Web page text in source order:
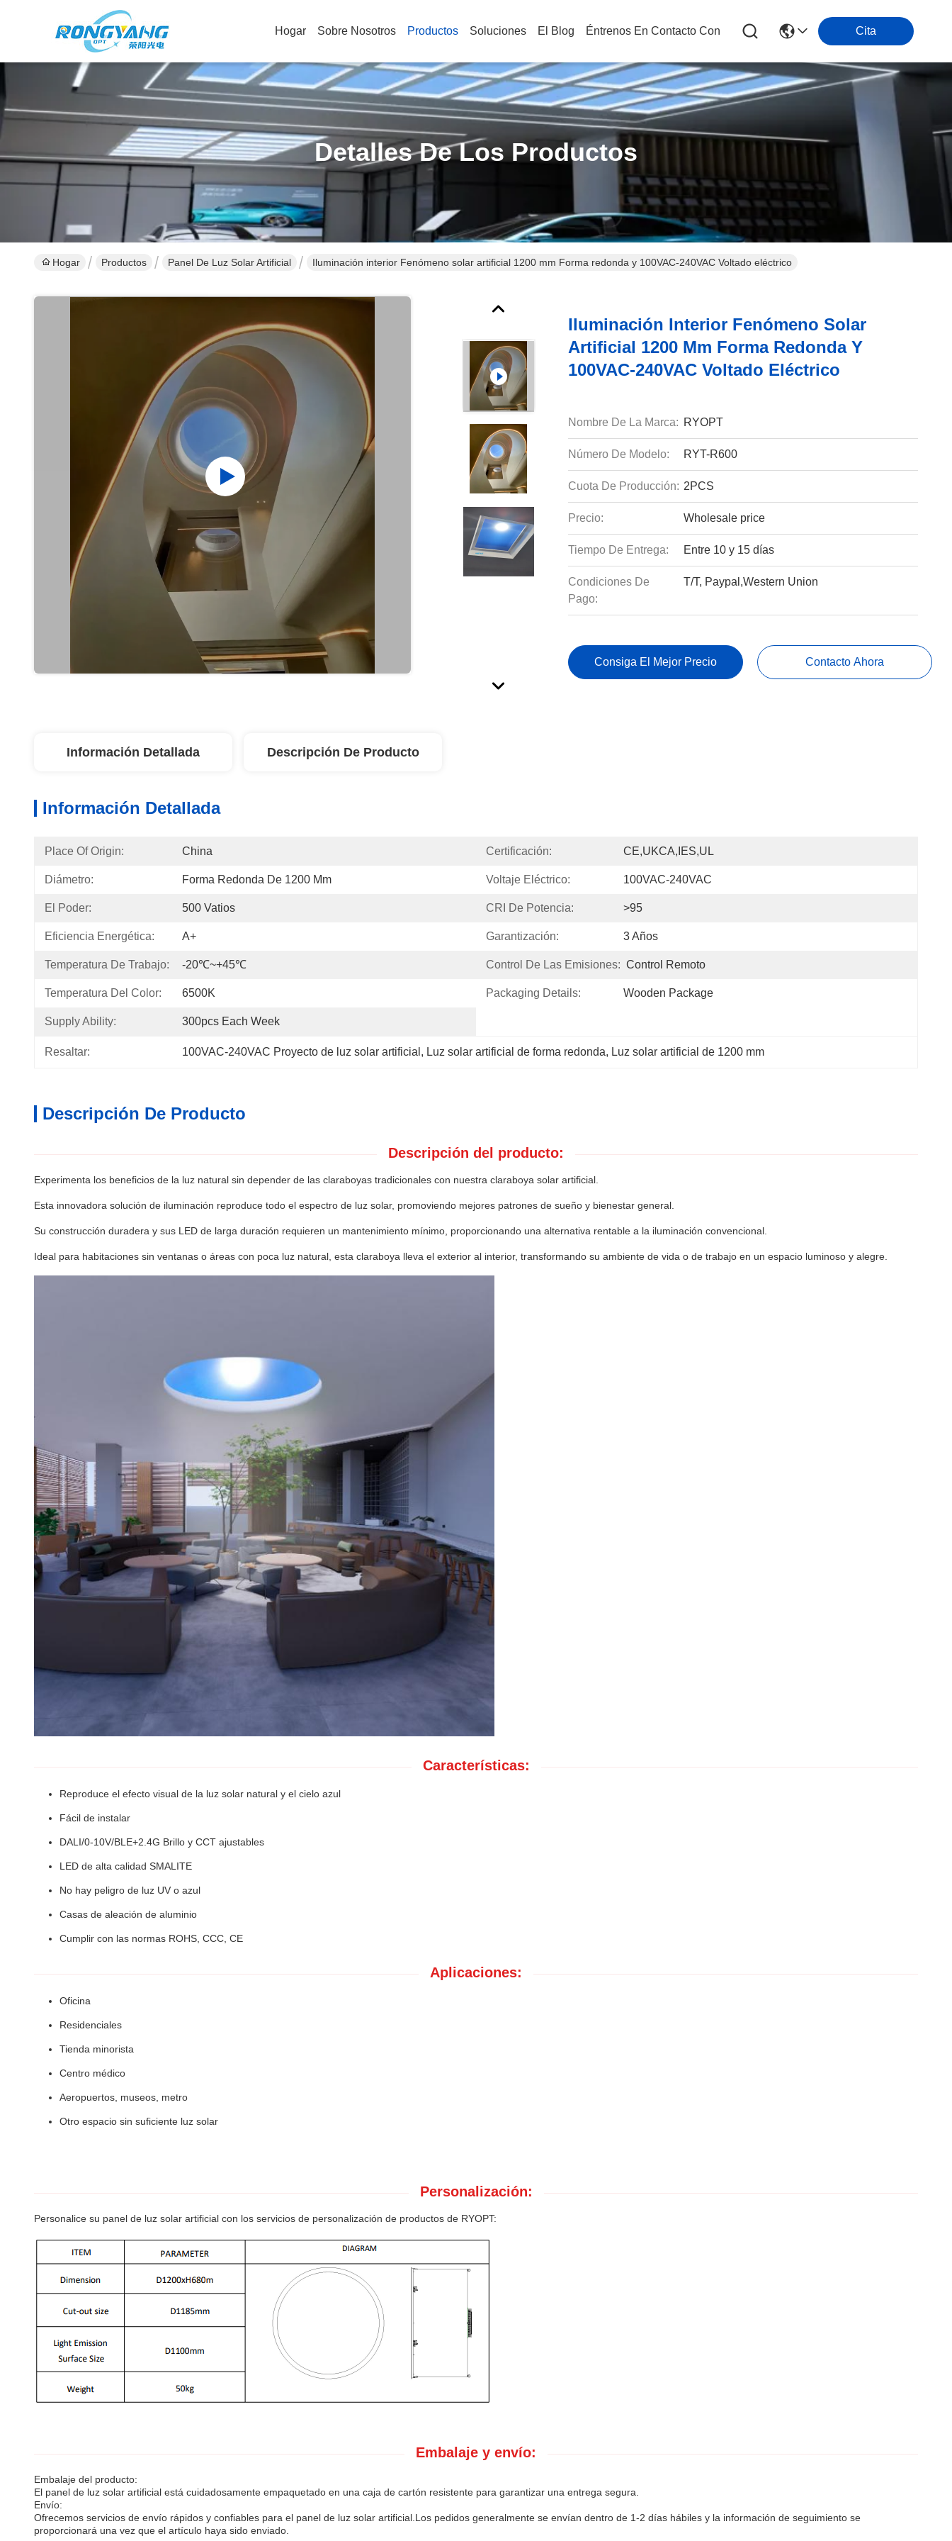
Hogar Sobre Nosotros Productos Soluciones El Blog Éntrenos En Contacto Con Cita
Detalles De Los Productos
Hogar Productos Panel De Luz Solar Artificial Iluminación interior Fenómeno solar artificial 1200 mm Forma redonda y 100VAC-240VAC Voltado eléctrico
Iluminación Interior Fenómeno Solar
Artificial 1200 Mm Forma Redonda Y
100VAC-240VAC Voltado Eléctrico
Nombre De La Marca: RYOPT
Número De Modelo: RYT-R600
Cuota De Producción: 2PCS
Precio: Wholesale price
Tiempo De Entrega: Entre 10 y 15 días
Condiciones De
Pago:
T/T, Paypal,Western Union
Consiga El Mejor Precio Contacto Ahora
Información Detallada Descripción De Producto
Información Detallada
Place Of Origin: China Certificación: CE,UKCA,IES,UL
Diámetro: Forma Redonda De 1200 Mm Voltaje Eléctrico: 100VAC-240VAC
El Poder: 500 Vatios CRI De Potencia: >95
Eficiencia Energética: A+ Garantización: 3 Años
Temperatura De Trabajo: -20℃~+45℃ Control De Las Emisiones: Control Remoto
Temperatura Del Color: 6500K Packaging Details: Wooden Package
Supply Ability: 300pcs Each Week
Resaltar: 100VAC-240VAC Proyecto de luz solar artificial , Luz solar artificial de forma redonda, Luz solar artificial de 1200 mm
Descripción De Producto
Descripción del producto:
Experimenta los beneficios de la luz natural sin depender de las claraboyas tradicionales con nuestra claraboya solar artificial.
Esta innovadora solución de iluminación reproduce todo el espectro de luz solar, promoviendo mejores patrones de sueño y bienestar general.
Su construcción duradera y sus LED de larga duración requieren un mantenimiento mínimo, proporcionando una alternativa rentable a la iluminación convencional.
Ideal para habitaciones sin ventanas o áreas con poca luz natural, esta claraboya lleva el exterior al interior, transformando su ambiente de vida o de trabajo en un espacio luminoso y alegre.
Características:
Reproduce el efecto visual de la luz solar natural y el cielo azul
Fácil de instalar
DALI/0-10V/BLE+2.4G Brillo y CCT ajustables
LED de alta calidad SMALITE
No hay peligro de luz UV o azul
Casas de aleación de aluminio
Cumplir con las normas ROHS, CCC, CE
Aplicaciones:
Oficina
Residenciales
Tienda minorista
Centro médico
Aeropuertos, museos, metro
Otro espacio sin suficiente luz solar
Personalización:
Personalice su panel de luz solar artificial con los servicios de personalización de productos de RYOPT:
Embalaje y envío:
Embalaje del producto:
El panel de luz solar artificial está cuidadosamente empaquetado en una caja de cartón resistente para garantizar una entrega segura.
Envío:
Ofrecemos servicios de envío rápidos y confiables para el panel de luz solar artificial.Los pedidos generalmente se envían dentro de 1-2 días hábiles y la información de seguimiento se
proporcionará una vez que el artículo haya sido enviado.